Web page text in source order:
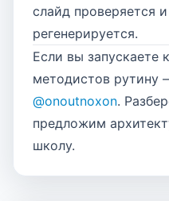
слайд проверяется
регенерируется.
Если вы запускаете
методистов рутину
@onoutnoxon.
предложим
школу.